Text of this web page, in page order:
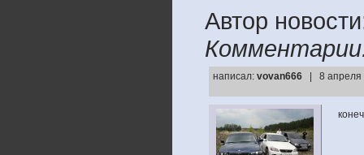
Автор
написал: vovan666 | 8